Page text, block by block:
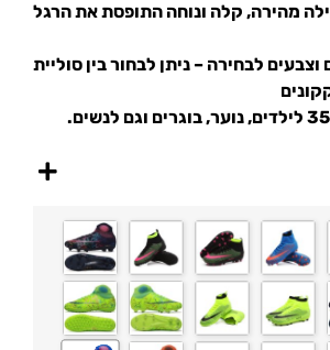
מהירה, קלה ונוחה התופסת את הרגל
לבחירה – ניתן לבחור בין סוליית